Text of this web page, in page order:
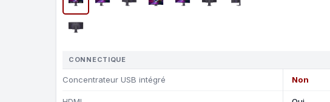
CONNECTIQUE
Concentrateur USB intégré Non